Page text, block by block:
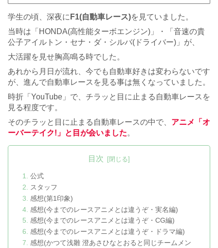
学生の頃、深夜に F1(自動車レース)を見ていました。
当時は「HONDA(高性能ターボエンジン)」・「音速の貴
公子アイルトン・セナ・ダ・シルバ(ドライバー)」が、
大活躍を見せ胸高鳴る時でした。
あれから月日が流れ、今でも自動車好きは変わらないです
が、進んで自動車レースを見る事は無くなっていました。
時折「YouTube」で、チラッと目に止まる自動車レースを
見る程度です。
そのチラッと目に止まる自動車レースの中で、 アニメ「オ
ーバーテイク!」と目が会いました。
目次
公式
スタッフ
感想(第1印象)
感想(今までのレースアニメとは違うぞ・実名編)
感想(今までのレースアニメとは違うぞ・CG編)
感想(今までのレースアニメとは違うぞ・ドラマ編)
感想(かつて浅雛 澄あさひなとおると同じチームメン